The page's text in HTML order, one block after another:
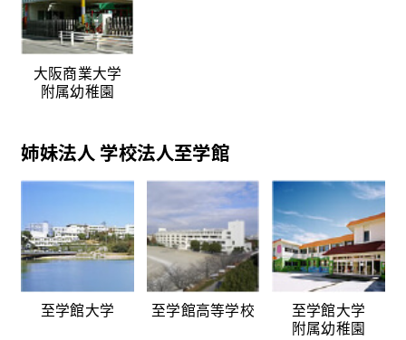
大阪商業大学
附属幼稚園
姉妹法人 学校法人至学館
至学館大学 至学館高等学校
至学館大学
附属幼稚園